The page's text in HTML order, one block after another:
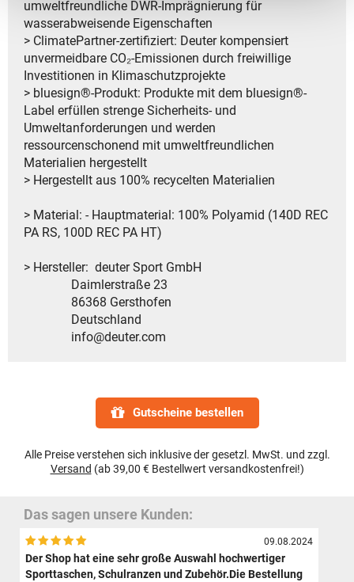
umweltfreundliche DWR-Imprägnierung für
wasserabweisende Eigenschaften
> ClimatePartner-zertifiziert: Deuter kompensiert
unvermeidbare CO₂-Emissionen durch freiwillige
Investitionen in Klimaschutzprojekte
> bluesign®-Produkt: Produkte mit dem bluesign®-
Label erfüllen strenge Sicherheits- und
Umweltanforderungen und werden
ressourcenschonend mit umweltfreundlichen
Materialien hergestellt
> Hergestellt aus 100% recycelten Materialien
> Material: - Hauptmaterial: 100% Polyamid (140D REC
PA RS, 100D REC PA HT)
> Hersteller: deuter Sport GmbH
Daimlerstraße 23
86368 Gersthofen
Deutschland
info@deuter.com
Gutscheine bestellen
Alle Preise verstehen sich inklusive der gesetzl. MwSt. und zzgl.
Versand (ab 39,00 € Bestellwert versandkostenfrei!)
Das sagen unsere Kunden:
09.08.2024
Der Shop hat eine sehr große Auswahl hochwertiger
Sporttaschen, Schulranzen und Zubehör.Die Bestellung